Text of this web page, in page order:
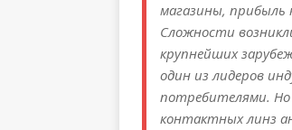
магазины,
Сложности
крупнейших
один из лидеров
потребителями.
контактных линз